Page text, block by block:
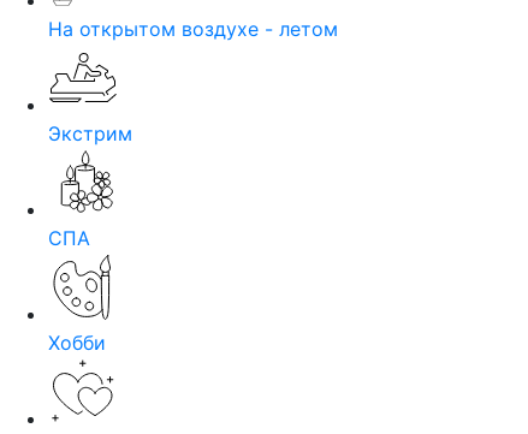
На открытом воздухе - летом
Экстрим
СПА
Хобби